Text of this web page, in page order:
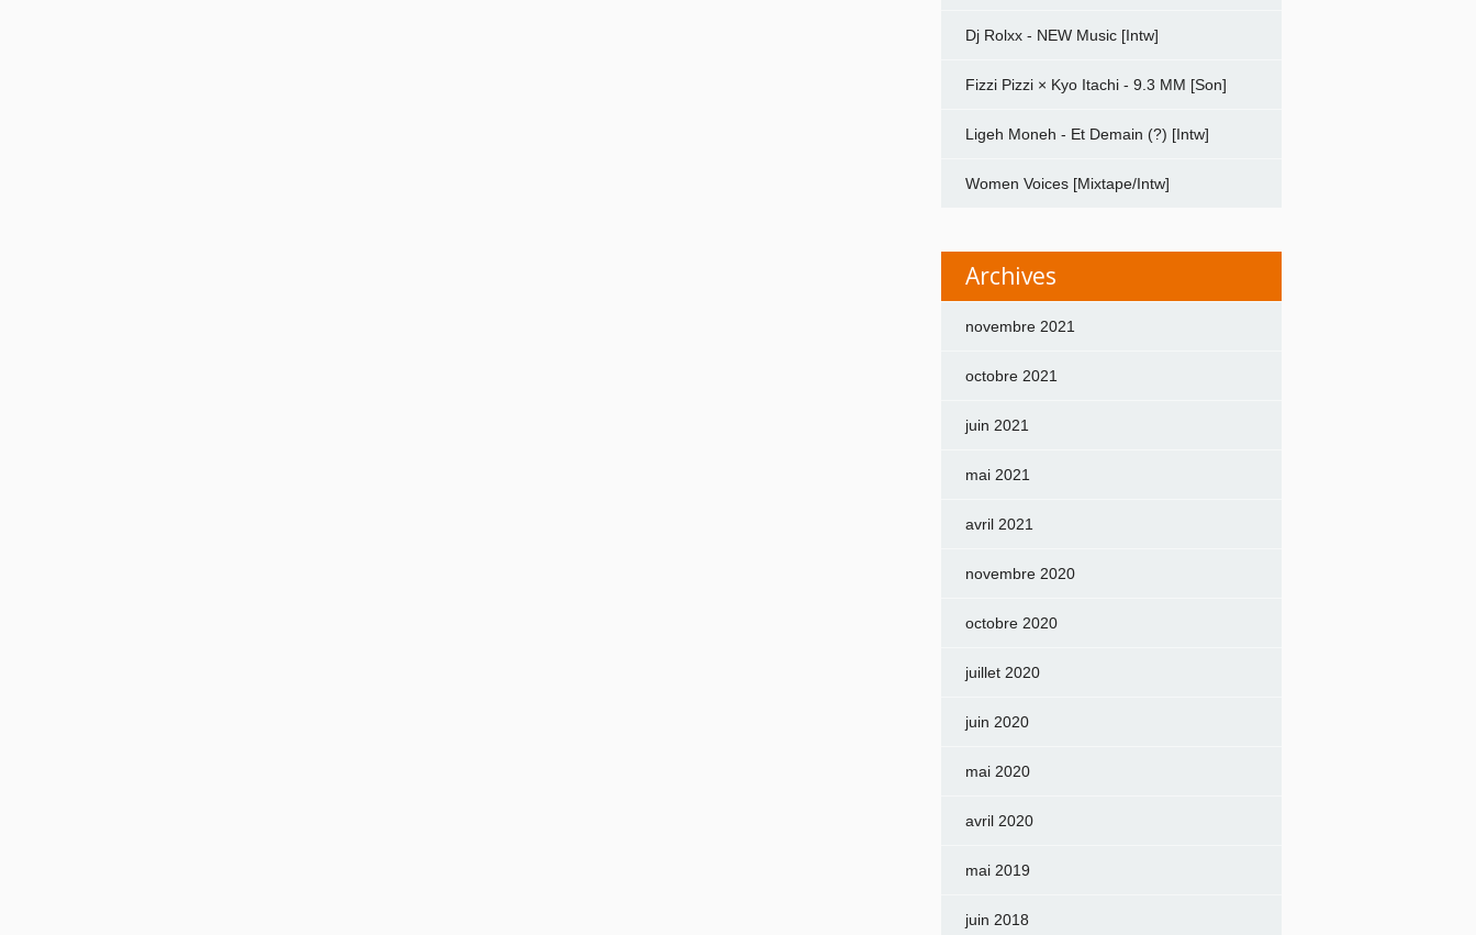
Dj Rolxx - NEW Music [Intw]
Fizzi Pizzi × Kyo Itachi - 9.3 MM [Son]
Ligeh Moneh - Et Demain (?) [Intw]
Women Voices [Mixtape/Intw]
Archives
novembre 2021
octobre 2021
juin 2021
mai 2021
avril 2021
novembre 2020
octobre 2020
juillet 2020
juin 2020
mai 2020
avril 2020
mai 2019
juin 2018